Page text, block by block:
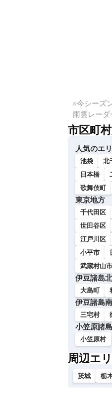
※今シーズ
雨雲レーダ
市区町
人気のエ
池袋 北
日本橋
歌舞伎町
東京地方
千代田区
世田谷区
江戸川区
小平市
武蔵村山市
伊豆諸島
大島町
伊豆諸島
三宅村
小笠原諸島
小笠原村
周辺エ
茨城 栃